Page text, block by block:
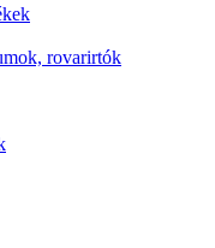
rovarirtók